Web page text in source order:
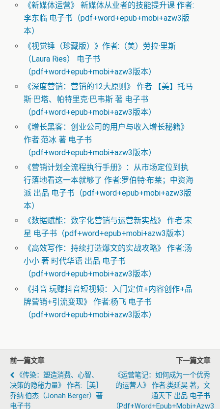
《新媒体运营》 新媒体从业者的技能提升课 作者:
李东临 电子书（pdf+word+epub+mobi+azw3版
本）
《视觉锤（珍藏版）》作者:（美）劳拉·里斯
（Laura Ries） 电子书
（pdf+word+epub+mobi+azw3版本）
《深度营销：营销的12大原则》 作者:【美】托马
斯·巴塔、帕特里克·巴韦斯 著 电子书
（pdf+word+epub+mobi+azw3版本）
《增长黑客：创业公司的用户与收入增长秘籍》
作者:范冰 著 电子书
（pdf+word+epub+mobi+azw3版本）
《营销计划全流程执行手册》：从市场定位到执
行落地看这一本就够了 作者:罗伯特·布莱；中资海
派 出品 电子书（pdf+word+epub+mobi+azw3版
本）
《数据赋能：数字化营销与运营新实战》 作者:宋
星 电子书（pdf+word+epub+mobi+azw3版本）
《高效写作：持续打造爆文的实战攻略》 作者:汤
小小 著 时代华语 出品 电子书
（pdf+word+epub+mobi+azw3版本）
《抖音 玩赚抖音短视频：入门定位+内容创作+品
牌营销+引流变现》 作者:杨飞 电子书
（pdf+word+epub+mobi+azw3版本）
前一篇文章
《传染：塑造消费、心智、
决策的隐秘力量》 作者:［美］
乔纳.伯杰（Jonah Berger）著
电子书
下一篇文章
《运营笔记：如何成为一个优秀
的运营人》 作者:类延昊 著，文
通天下 出品 电子书
（pdf+word+epub+mobi+azw3